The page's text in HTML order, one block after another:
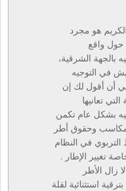
الكريم هو مجرد
حول واقع
بالجهة الشرقية،
في التوجيه
أن أقول لك إن
تعانيها
بشكل عام تكمن
مكاسب وحقوق أطر
التربوي في النظام
2003، خاصة تغيير الإطار .
زال الأطر
استثنائية لقلة